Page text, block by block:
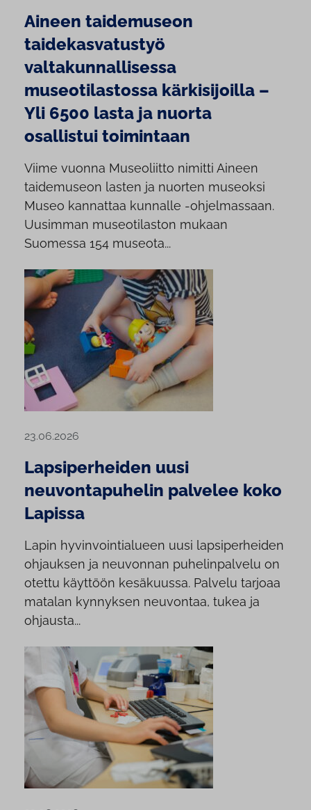
Aineen taidemuseon
taidekasvatustyö
valtakunnallisessa
museotilastossa kärkisijoilla –
Yli 6500 lasta ja nuorta
osallistui toimintaan
Viime vuonna Museoliitto nimitti Aineen
taidemuseon lasten ja nuorten museoksi
Museo kannattaa kunnalle -ohjelmassaan.
Uusimman museotilaston mukaan
Suomessa 154 museota...
23.06.2026
Lapsiperheiden uusi
neuvontapuhelin palvelee koko
Lapissa
Lapin hyvinvointialueen uusi lapsiperheiden
ohjauksen ja neuvonnan puhelinpalvelu on
otettu käyttöön kesäkuussa. Palvelu tarjoaa
matalan kynnyksen neuvontaa, tukea ja
ohjausta...